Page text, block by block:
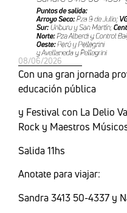
08/06/2026
Con una gran jornada
educación pública
y Festival con La Delio
Rock y Maestros
Salida 11hs
Anotate para viajar:
Sandra 3413 50-4337 y